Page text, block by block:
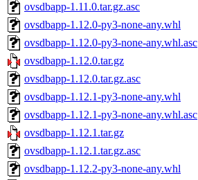
ovsdbapp-1.11.0.tar.gz.asc
ovsdbapp-1.12.0-py3-none-any.whl
ovsdbapp-1.12.0-py3-none-any.whl.asc
ovsdbapp-1.12.0.tar.gz
ovsdbapp-1.12.0.tar.gz.asc
ovsdbapp-1.12.1-py3-none-any.whl
ovsdbapp-1.12.1-py3-none-any.whl.asc
ovsdbapp-1.12.1.tar.gz
ovsdbapp-1.12.1.tar.gz.asc
ovsdbapp-1.12.2-py3-none-any.whl